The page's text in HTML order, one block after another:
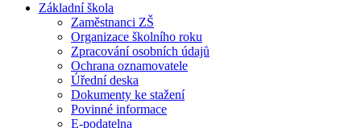
Základní škola
Zaměstnanci ZŠ
Organizace školního roku
Zpracování osobních údajů
Ochrana oznamovatele
Úřední deska
Dokumenty ke stažení
Povinné informace
E-podatelna